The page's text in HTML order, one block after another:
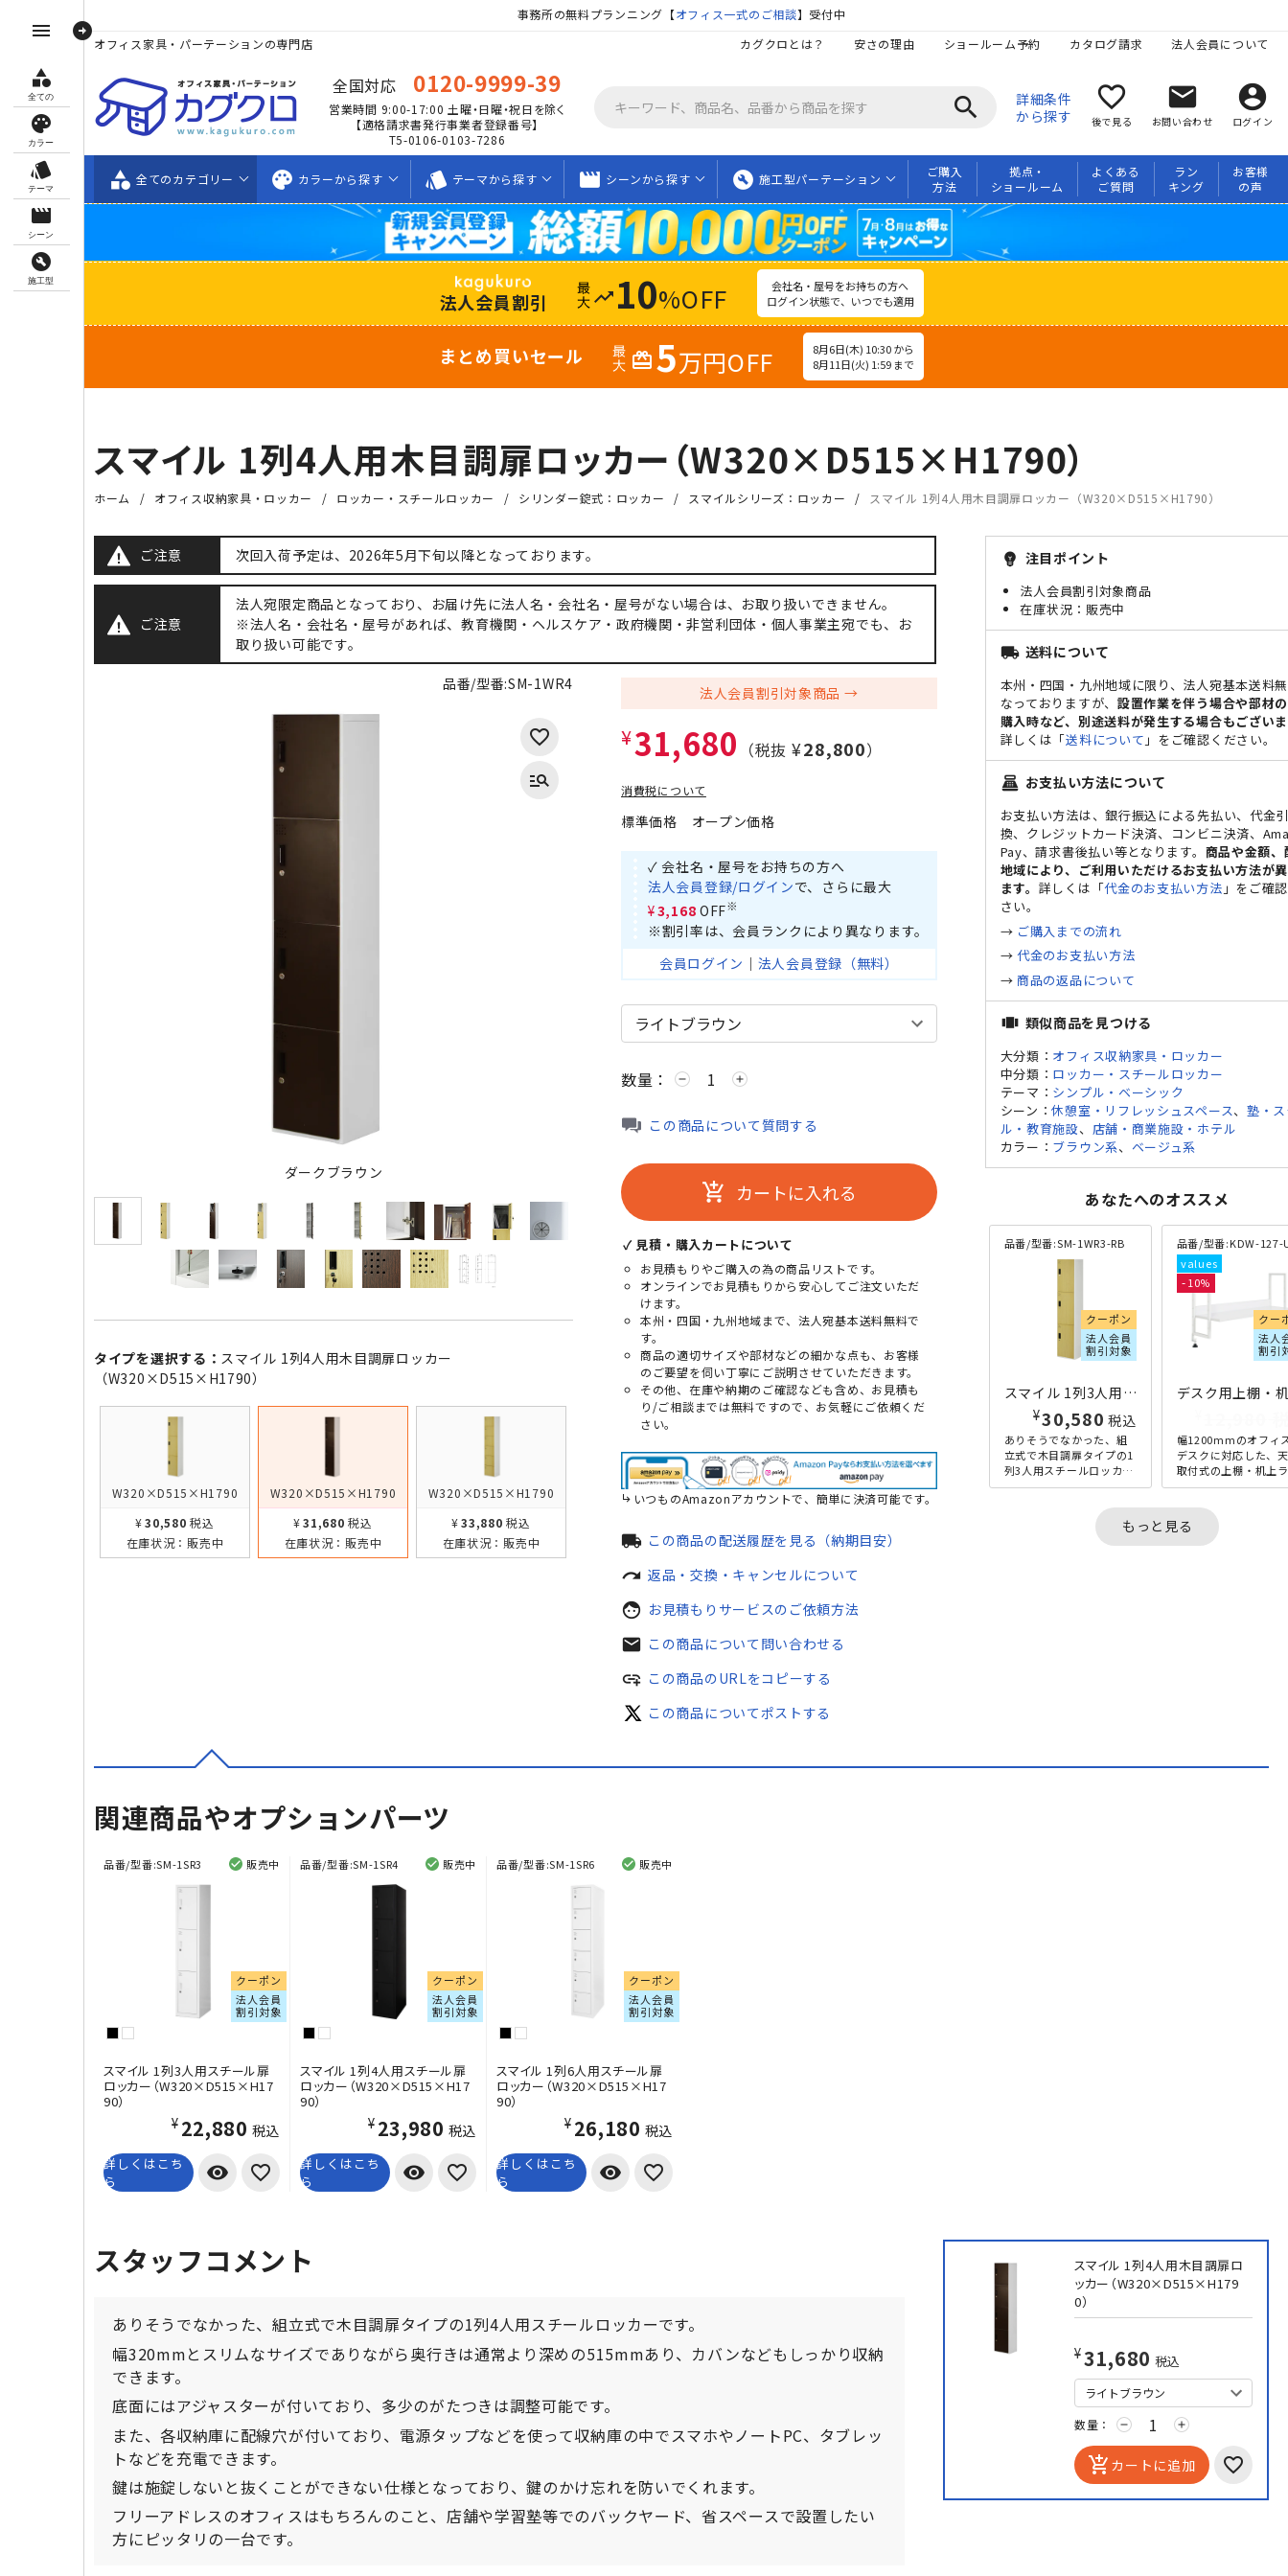
menu arrow_circle_right
category
全ての
palette
カラー
style
テーマ
movie_creation
シーン
build_circle
施工型
事務所の無料プランニング【オフィス一式のご相談】受付中
オフィス家具・パーテーションの専門店
カグクロとは？ 安さの理由 ショールーム予約 カタログ請求 法人会員について
全国対応 0120-9999-39
営業時間 9:00-17:00 土曜・日曜・祝日を除く
【適格請求書発行事業者登録番号】
T5-0106-0103-7286
search
詳細条件
から探す
favorite_border
後で見る
mail
お問い合わせ
account_circle
ログイン
category 全てのカテゴリー palette カラーから探す style テーマから探す movie_creation シーンから探す build_circle 施工型パーテーション
ご購入
方法
拠点・
ショールーム
よくある
ご質問
ラン
キング
お客様
の声
法人会員割引 trending_up 10%OFF
会社名・屋号をお持ちの方へ
ログイン状態で、いつでも適用
まとめ買いセール redeem 5万円OFF
8月6日(木) 10:30 から
8月11日(火) 1:59 まで
スマイル 1列4人用木目調扉ロッカー（W320×D515×H1790）
ホーム オフィス収納家具・ロッカー ロッカー・スチールロッカー シリンダー錠式：ロッカー スマイルシリーズ：ロッカー スマイル 1列4人用木目調扉ロッカー（W320×D515×H1790）
ご注意 次回入荷予定は、2026年5月下旬以降となっております。
ご注意
法人宛限定商品となっており、お届け先に法人名・会社名・屋号がない場合は、お取り扱いできません。
※法人名・会社名・屋号があれば、教育機関・ヘルスケア・政府機関・非営利団体・個人事業主宛でも、お
取り扱い可能です。
品番/型番:SM-1WR4
ダークブラウン
タイプを選択する： スマイル 1列4人用木目調扉ロッカー
（W320×D515×H1790）
W320×D515×H1790
¥30,580 税込
在庫状況： 販売中
W320×D515×H1790
¥31,680 税込
在庫状況： 販売中
W320×D515×H1790
¥33,880 税込
在庫状況： 販売中
法人会員割引対象商品
¥31,680 （税抜 ¥28,800）
消費税について
標準価格 オープン価格
✓ 会社名・屋号をお持ちの方へ
法人会員登録/ログインで、さらに最大
¥3,168 OFF※
※割引率は、会員ランクにより異なります。
会員ログイン ｜ 法人会員登録（無料）
数量： remove add
この商品について質問する
add_shopping_cart カートに入れる
✓ 見積・購入カートについて
お見積もりやご購入の為の商品リストです。
オンラインでお見積もりから安心してご注文いただ
けます。
本州・四国・九州地域まで、法人宛基本送料無料で
す。
商品の適切サイズや部材などの細かな点も、お客様
のご要望を伺い丁寧にご説明させていただきます。
その他、在庫や納期のご確認なども含め、お見積も
り/ご相談までは無料ですので、お気軽にご依頼くだ
さい。
いつものAmazonアカウントで、簡単に決済可能です。
local_shipping この商品の配送履歴を見る（納期目安）
redo 返品・交換・キャンセルについて
face お見積もりサービスのご依頼方法
mail この商品について問い合わせる
add_link この商品のURLをコピーする
この商品についてポストする
emoji_objects 注目ポイント
法人会員割引対象商品
販売中
local_shipping 送料について
本州・四国・九州地域に限り、法人宛基本送料
なっておりますが、 設置作業を伴う場合や部材
購入時など、別途送料が発生する場合もござい
詳しくは「送料について 」をご確認ください。
point_of_sale お支払い方法について
お支払い方法は、銀行振込による先払い、代金
換、クレジットカード決済、コンビニ決済、
Pay、請求書後払い等となります。 商品や金額、
地域により、ご利用いただけるお支払い方法が
ます。 詳しくは「代金のお支払い方法 」をご確
さい。
→ ご購入までの流れ
→代金のお支払い方法
→ 商品の返品について
view_carousel 類似商品を見つける
大分類： オフィス収納家具・ロッカー
中分類： ロッカー・スチールロッカー
テーマ： シンプル・ベーシック
シーン：休憩室・リフレッシュスペース、 塾・
ル・教育施設、 店舗・商業施設・ホテル
カラー： ブラウン系、 ベージュ系
あなたへのオススメ
品番/型番:SM-1WR3-RB
クーポン
法人会員
割引対象
スマイル 1列3人用木目調扉ロッカー W320×D515×H1790 ライトブラウン
¥30,580 税込
ありそうでなかった、組
立式で木目調扉タイプの1
列3人用スチールロッカー
です。幅320mmとスリム
行きは通常より深めの5...
品番/型番:KDW-127-
10
クー
法人
割引
幅1200mmのオフィ
デスクに対応した、
取付式の上棚・机上
クです。置く物や目
スタマイズできる大
の棚...
もっと見る
関連商品やオプションパーツ
品番/型番:SM-1SR3 販売中
クーポン
法人会員
割引対象
スマイル 1列3人用スチール扉
ロッカー（W320×D515×H17
90）
¥22,880 税込
詳しくはこち
ら
visibility
品番/型番:SM-1SR4 販売中
クーポン
法人会員
割引対象
スマイル 1列4人用スチール扉
ロッカー（W320×D515×H17
90）
¥23,980 税込
詳しくはこち
ら
visibility
品番/型番:SM-1SR6 販売中
クーポン
法人会員
割引対象
スマイル 1列6人用スチール扉
ロッカー（W320×D515×H17
90）
¥26,180 税込
詳しくはこち
ら
visibility
スタッフコメント
ありそうでなかった、組立式で木目調扉タイプの1列4人用スチールロッカーです。
幅320mmとスリムなサイズでありながら奥行きは通常より深めの515mmあり、カバンなどもしっかり収納
できます。
底面にはアジャスターが付いており、多少のがたつきは調整可能です。
また、各収納庫に配線穴が付いており、電源タップなどを使って収納庫の中でスマホやノートPC、タブレッ
トなどを充電できます。
鍵は施錠しないと抜くことができない仕様となっており、鍵のかけ忘れを防いでくれます。
フリーアドレスのオフィスはもちろんのこと、店舗や学習塾等でのバックヤード、省スペースで設置したい
方にピッタリの一台です。
スマイル 1列4人用木目調扉ロ
ッカー（W320×D515×H179
0）
¥31,680 税込
数量： remove add
add_shopping_cart カートに追加